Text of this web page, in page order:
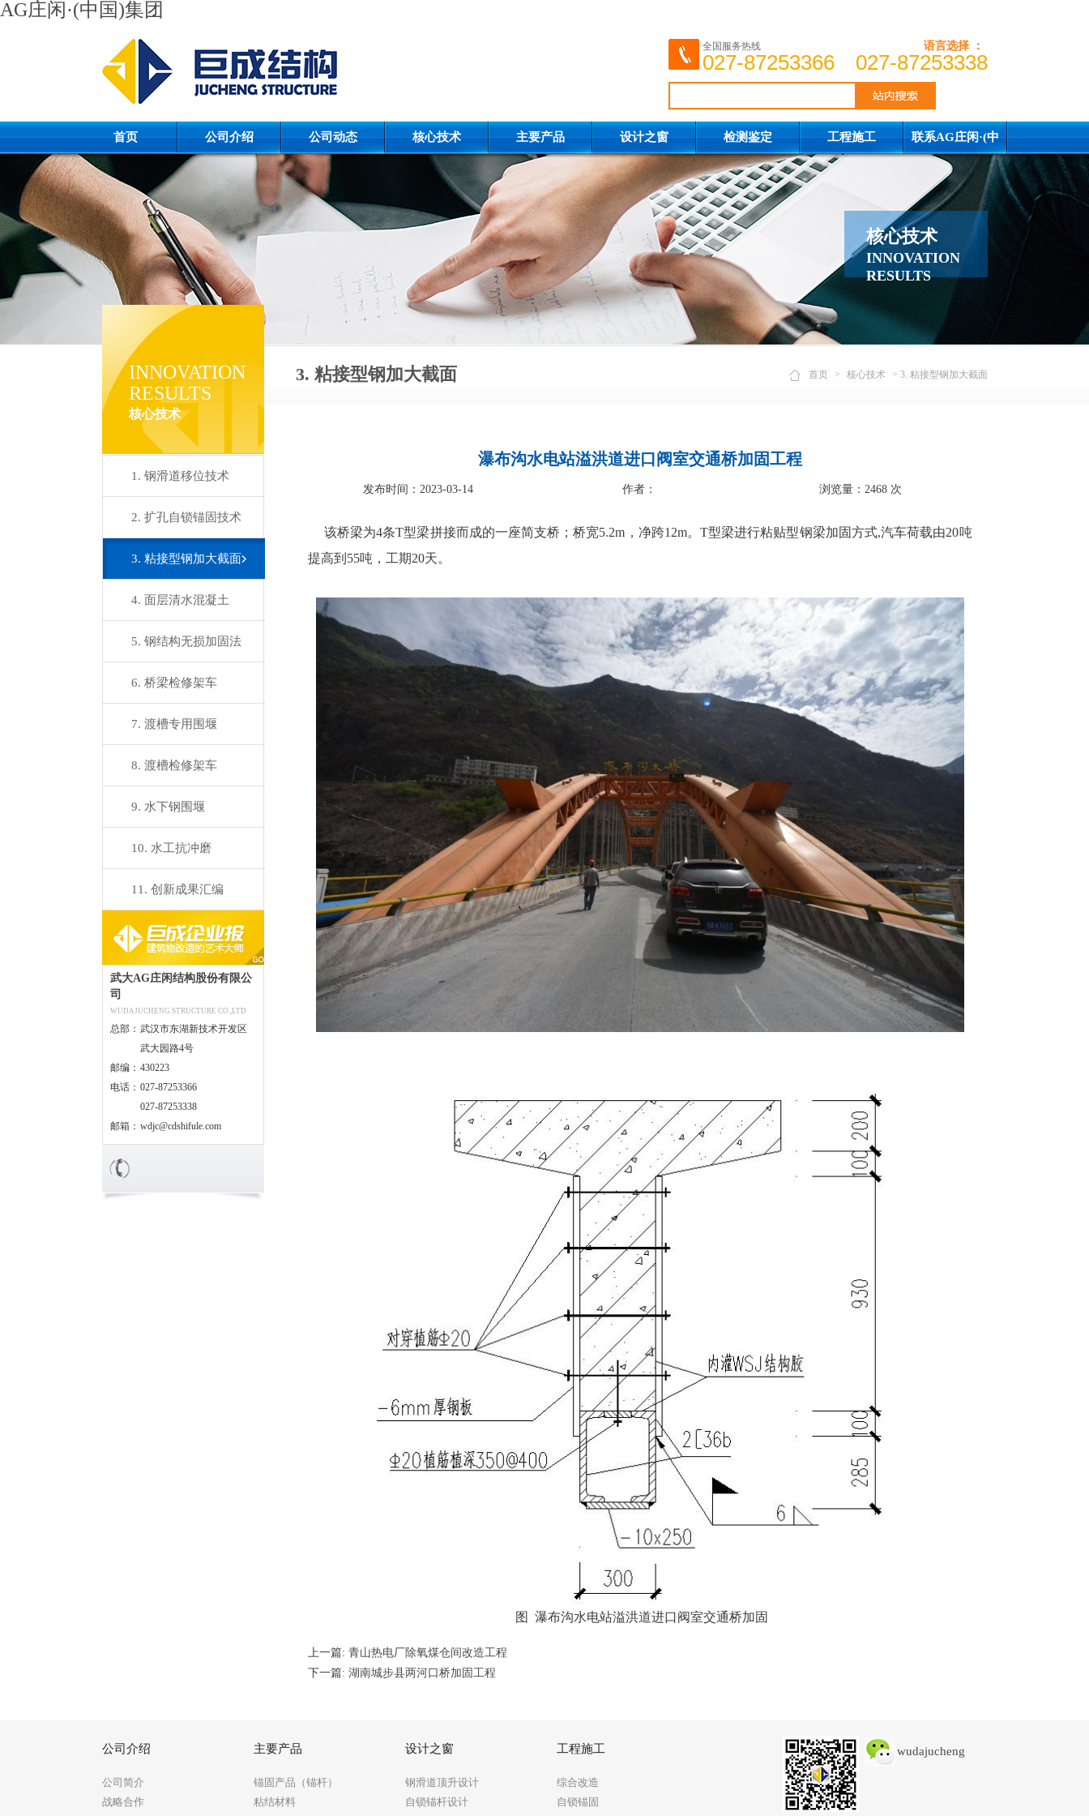
AG庄闲·(中国)集团
全国服务热线 语言选择 ：
027-87253366 027-87253338
首页 公司介绍 公司动态 核心技术 主要产品 设计之窗 检测鉴定 工程施工 联系AG庄闲·(中
国)集团
核心技术
INNOVATION
RESULTS
INNOVATION
RESULTS
核心技术
1. 钢滑道移位技术
2. 扩孔自锁锚固技术
3. 粘接型钢加大截面
4. 面层清水混凝土
5. 钢结构无损加固法
6. 桥梁检修架车
7. 渡槽专用围堰
8. 渡槽检修架车
9. 水下钢围堰
10. 水工抗冲磨
11. 创新成果汇编
武大AG庄闲结构股份有限公
司
WUDAJUCHENG STRUCTURE CO.,LTD
总部： 武汉市东湖新技术开发区
武大园路4号
邮编： 430223
电话： 027-87253366
027-87253338
邮箱： wdjc@cdshifule.com
首页 > 核心技术 > 3. 粘接型钢加大截面
3. 粘接型钢加大截面
瀑布沟水电站溢洪道进口阀室交通桥加固工程
发布时间：2023-03-14 作者： 浏览量：2468 次
该桥梁为4条T型梁拼接而成的一座简支桥；桥宽5.2m，净跨12m。T型梁进行粘贴型钢梁加固方式,汽车荷载由20吨
提高到55吨，工期20天。
图 瀑布沟水电站溢洪道进口阀室交通桥加固
上一篇: 青山热电厂除氧煤仓间改造工程
下一篇: 湖南城步县两河口桥加固工程
公司介绍
公司简介
战略合作
主要产品
锚固产品（锚杆）
粘结材料
设计之窗
钢滑道顶升设计
自锁锚杆设计
工程施工
综合改造
自锁锚固
wudajucheng